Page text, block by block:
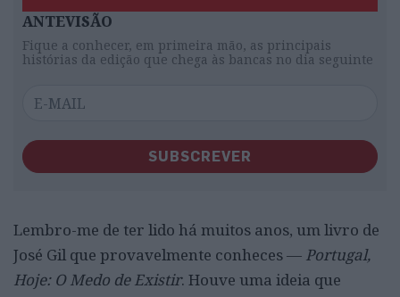
ANTEVISÃO
Fique a conhecer, em primeira mão, as principais
histórias da edição que chega às bancas no dia seguinte
SUBSCREVER
Lembro-me de ter lido há muitos anos, um livro de
José Gil que provavelmente conheces — Portugal,
Hoje: O Medo de Existir. Houve uma ideia que